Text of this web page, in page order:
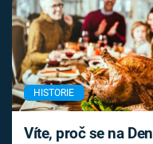
HISTORIE
Víte, proč se na Den